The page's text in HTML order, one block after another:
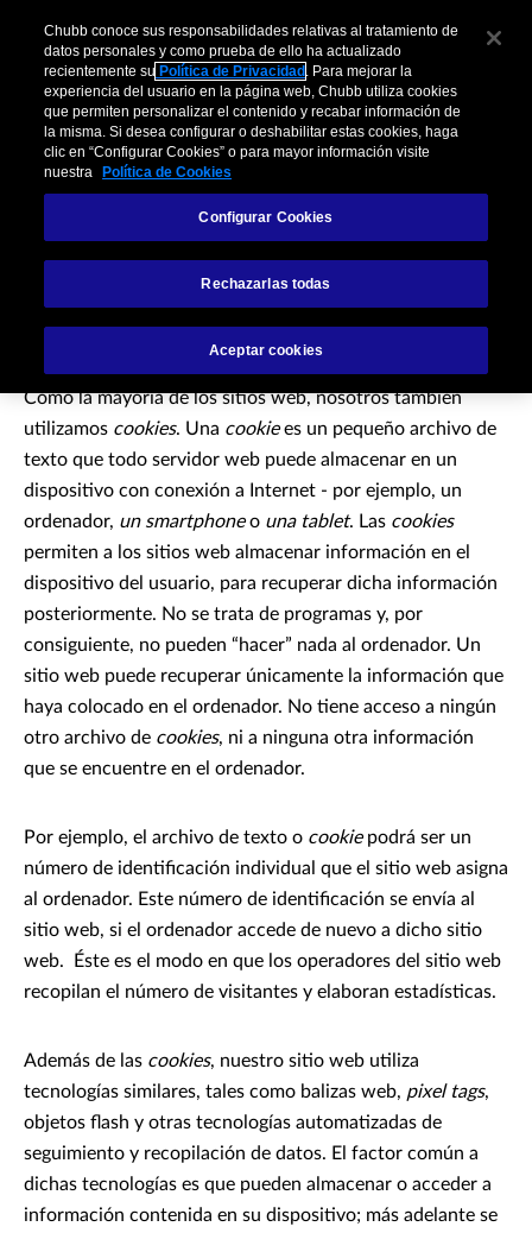
Política de Cookies
Como la mayoría de los sitios web, nosotros también
utilizamos cookies. Una cookiees un pequeño archivo de
texto que todo servidor web puede almacenar en un
dispositivo con conexión a Internet - por ejemplo, un
ordenador, un smartphoneo una tablet. Las cookies
permiten a los sitios web almacenar información en el
dispositivo del usuario, para recuperar dicha información
posteriormente. No se trata de programas y, por
consiguiente, no pueden “hacer” nada al ordenador. Un
sitio web puede recuperar únicamente la información que
haya colocado en el ordenador. No tiene acceso a ningún
otro archivo de cookies, ni a ninguna otra información
que se encuentre en el ordenador.
Por ejemplo, el archivo de texto o cookiepodrá ser un
número de identificación individual que el sitio web asigna
al ordenador. Este número de identificación se envía al
sitio web, si el ordenador accede de nuevo a dicho sitio
web. Éste es el modo en que los operadores del sitio web
recopilan el número de visitantes y elaboran estadísticas.
Además de las cookies, nuestro sitio web utiliza
tecnologías similares, tales como balizas web, pixel tags,
objetos flash y otras tecnologías automatizadas de
seguimiento y recopilación de datos. El factor común a
dichas tecnologías es que pueden almacenar o acceder a
información contenida en su dispositivo; más adelante se
Chubb conoce sus responsabilidades relativas al tratamiento de
datos personales y como prueba de ello ha actualizado
recientemente su Política de Privacidad . Para mejorar la
experiencia del usuario en la página web, Chubb utiliza cookies
que permiten personalizar el contenido y recabar información de
la misma. Si desea configurar o deshabilitar estas cookies, haga
clic en “Configurar Cookies” o para mayor información visite
nuestra
Política de Cookies
Configurar Cookies
Rechazarlas todas
Aceptar cookies